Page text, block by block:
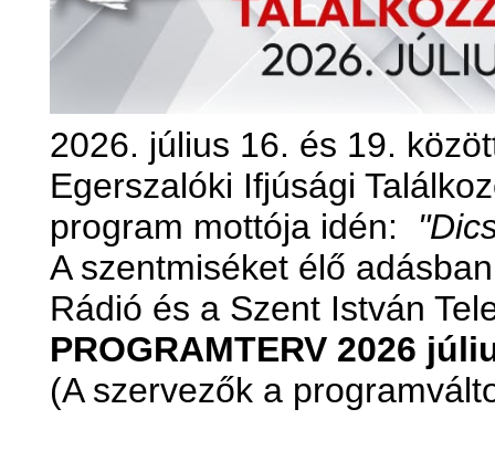
2026. július 16. és 19.
Egerszalóki Ifjúsági
program mottója idén:
A szentmiséket élő
Rádió és a Szent István
PROGRAMTERV 2026
(A szervezők a